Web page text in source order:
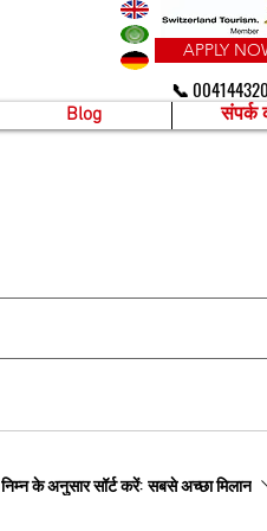
APPLY
📞
Blog संपर्क
निम्न के अनुसार सॉर्ट करें:सबसे अच्छा मिलान